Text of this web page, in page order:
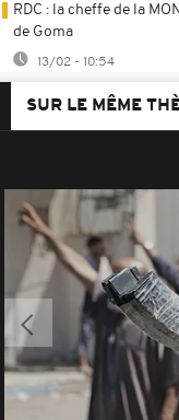
RDC : la cheffe de la
de Goma
13/02 - 10:54
SUR LE MÊME